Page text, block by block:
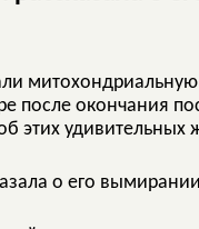
после окончания
этих удивительных